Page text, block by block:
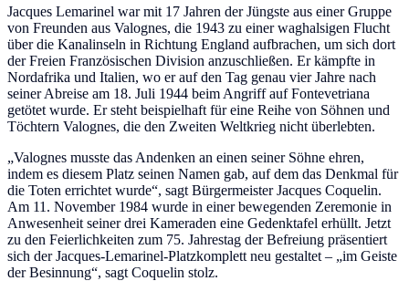
Jacques Lemarinel war mit 17 Jahren der Jüngste aus einer Gruppe
von Freunden aus Valognes, die 1943 zu einer waghalsigen Flucht
über die Kanalinseln in Richtung England aufbrachen, um sich dort
der Freien Französischen Division anzuschließen. Er kämpfte in
Nordafrika und Italien, wo er auf den Tag genau vier Jahre nach
seiner Abreise am 18. Juli 1944 beim Angriff auf Fontevetriana
getötet wurde. Er steht beispielhaft für eine Reihe von Söhnen und
Töchtern Valognes, die den Zweiten Weltkrieg nicht überlebten.
„Valognes musste das Andenken an einen seiner Söhne ehren,
indem es diesem Platz seinen Namen gab, auf dem das Denkmal für
die Toten errichtet wurde“, sagt Bürgermeister Jacques Coquelin.
Am 11. November 1984 wurde in einer bewegenden Zeremonie in
Anwesenheit seiner drei Kameraden eine Gedenktafel erhüllt. Jetzt
zu den Feierlichkeiten zum 75. Jahrestag der Befreiung präsentiert
sich der Jacques-Lemarinel-Platzkomplett neu gestaltet – „im Geiste
der Besinnung“, sagt Coquelin stolz.